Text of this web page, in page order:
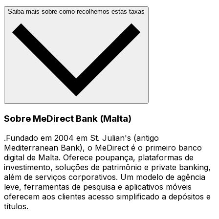
Saiba mais sobre como recolhemos estas taxas
Sobre MeDirect Bank (Malta)
.Fundado em 2004 em St. Julian's (antigo
Mediterranean Bank), o MeDirect é o primeiro banco
digital de Malta. Oferece poupança, plataformas de
investimento, soluções de patrimônio e private banking,
além de serviços corporativos. Um modelo de agência
leve, ferramentas de pesquisa e aplicativos móveis
oferecem aos clientes acesso simplificado a depósitos e
títulos.